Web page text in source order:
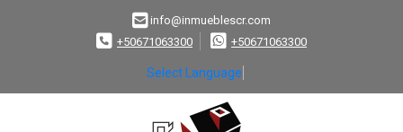
info@inmueblescr.com
+50671063300
+50671063300
Select Language